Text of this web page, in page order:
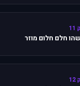
חלם חלום מוזר